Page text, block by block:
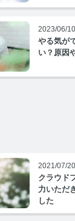
TOP
ク】毛髪ホルモ
2023/06/10
やる気が
い？原因
2021/07/20
クラウド
力いただ
した